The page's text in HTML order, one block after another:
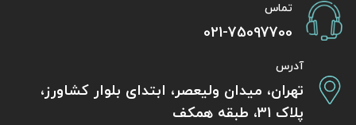
تماس
021-75097700
آدرس
تهران، میدان ولیعصر، ابتدای بلوار کشاورز،
پلاک 31، طبقه همکف